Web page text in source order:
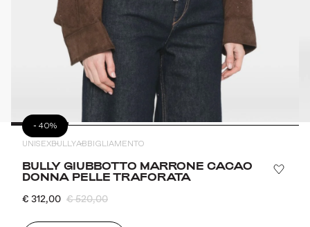
UNISEXBULLYABBIGLIAMENTO
- 40%
BULLY GIUBBOTTO MARRONE CACAO
DONNA PELLE TRAFORATA
€ 312,00 € 520,00